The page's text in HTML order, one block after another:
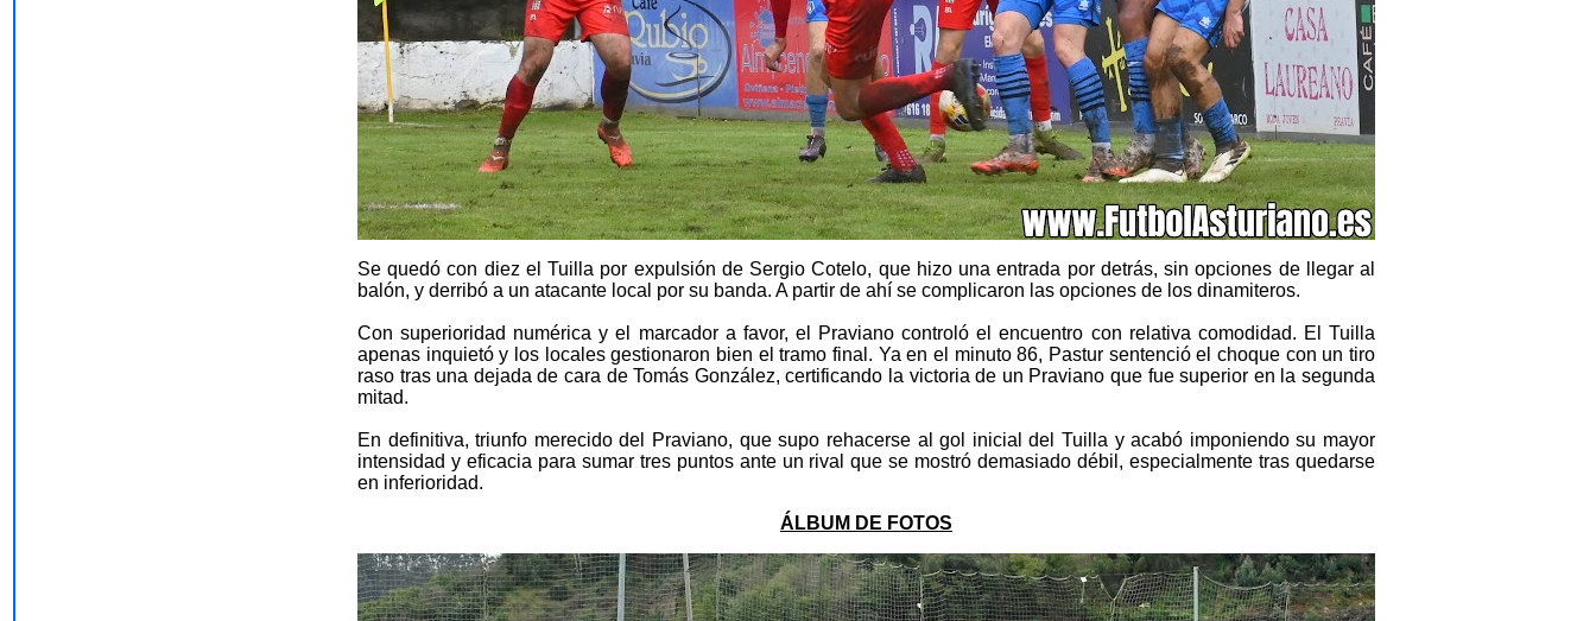
Se quedó con diez el Tuilla por expulsión de Sergio Cotelo, que hizo una entrada por detrás, sin opciones de llegar al
balón, y derribó a un atacante local por su banda. A partir de ahí se complicaron las opciones de los dinamiteros.
Con superioridad numérica y el marcador a favor, el Praviano controló el encuentro con relativa comodidad. El Tuilla
apenas inquietó y los locales gestionaron bien el tramo final. Ya en el minuto 86, Pastur sentenció el choque con un tiro
raso tras una dejada de cara de Tomás González, certificando la victoria de un Praviano que fue superior en la segunda
mitad.
En definitiva, triunfo merecido del Praviano, que supo rehacerse al gol inicial del Tuilla y acabó imponiendo su mayor
intensidad y eficacia para sumar tres puntos ante un rival que se mostró demasiado débil, especialmente tras quedarse
en inferioridad.
ÁLBUM DE FOTOS